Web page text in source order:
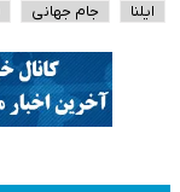
ایلنا جام جهانی